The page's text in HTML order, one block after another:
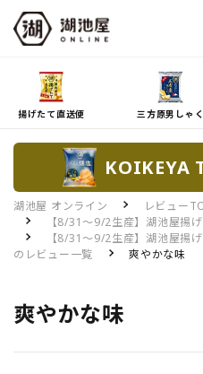
揚げたて直送便 三方原男しゃく
KOIKEYA
湖池屋 オンライン レビュー
【8/31～9/2生産】湖池屋揚
【8/31～9/2生産】湖池屋揚
のレビュー一覧
爽やかな味
爽やかな味